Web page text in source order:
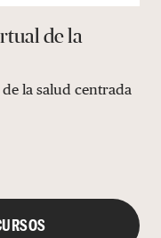
de la
la salud centrada